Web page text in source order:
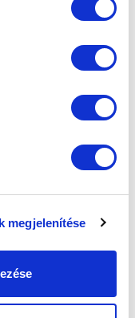
megjelenítése